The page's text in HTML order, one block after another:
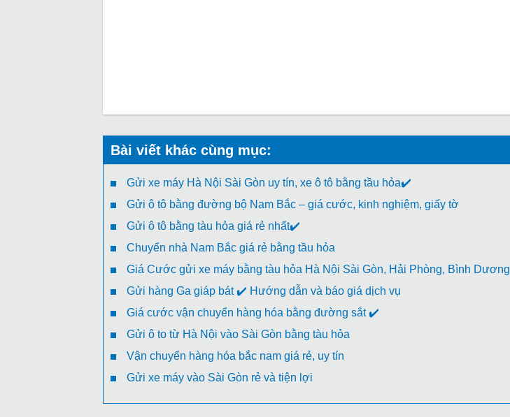
Bài viết khác cùng mục:
Gửi xe máy Hà Nội Sài Gòn uy tín, xe ô tô bằng tầu hỏa✔️
Gửi ô tô bằng đường bộ Nam Bắc – giá cước, kinh nghiệm, giấy tờ
Gửi ô tô bằng tàu hỏa giá rẻ nhất✔️
Chuyển nhà Nam Bắc giá rẻ bằng tầu hỏa
Giá Cước gửi xe máy bằng tàu hỏa Hà Nội Sài Gòn, Hải Phòng, Bình Dương
Gửi hàng Ga giáp bát ✔️ Hướng dẫn và báo giá dịch vụ
Giá cước vận chuyển hàng hóa bằng đường sắt ✔️
Gửi ô to từ Hà Nội vào Sài Gòn bằng tàu hỏa
Vận chuyển hàng hóa bắc nam giá rẻ, uy tín
Gửi xe máy vào Sài Gòn rẻ và tiện lợi